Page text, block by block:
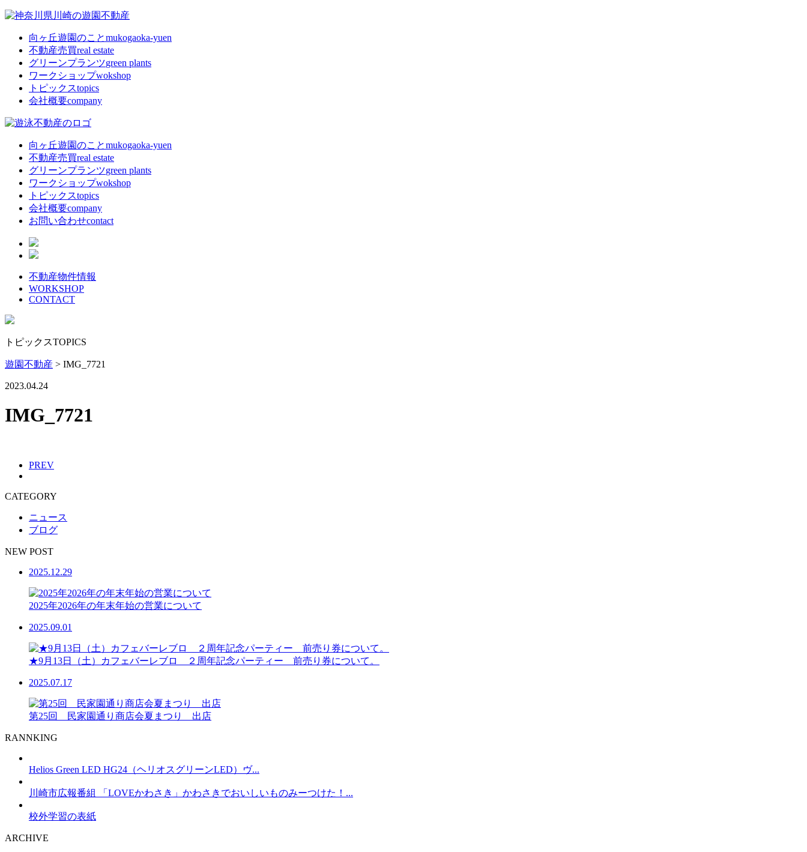
向ヶ丘遊園のことmukogaoka-yuen
不動産売買real estate
グリーンプランツgreen plants
ワークショップwokshop
トピックスtopics
会社概要company
向ヶ丘遊園のことmukogaoka-yuen
不動産売買real estate
グリーンプランツgreen plants
ワークショップwokshop
トピックスtopics
会社概要company
お問い合わせcontact
不動産物件情報
WORKSHOP
CONTACT
トピックスTOPICS
遊園不動産 > IMG_7721
2023.04.24
IMG_7721
PREV
CATEGORY
ニュース
ブログ
NEW POST
2025.12.29
2025年2026年の年末年始の営業について
2025.09.01
★9月13日（土）カフェバーレブロ ２周年記念パーティー 前売り券について。
2025.07.17
第25回 民家園通り商店会夏まつり 出店
RANNKING
Helios Green LED HG24（ヘリオスグリーンLED）ヴ...
川崎市広報番組 「LOVEかわさき」かわさきでおいしいものみーつけた！...
校外学習の表紙
ARCHIVE